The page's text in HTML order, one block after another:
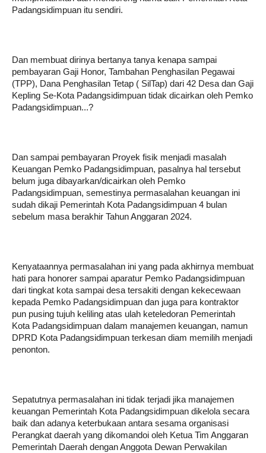
Padangsidimpuan itu sendiri.
Dan membuat dirinya bertanya tanya kenapa sampai
pembayaran Gaji Honor, Tambahan Penghasilan Pegawai
(TPP), Dana Penghasilan Tetap ( SilTap) dari 42 Desa dan Gaji
Kepling Se-Kota Padangsidimpuan tidak dicairkan oleh Pemko
Padangsidimpuan...?
Dan sampai pembayaran Proyek fisik menjadi masalah
Keuangan Pemko Padangsidimpuan, pasalnya hal tersebut
belum juga dibayarkan/dicairkan oleh Pemko
Padangsidimpuan, semestinya permasalahan keuangan ini
sudah dikaji Pemerintah Kota Padangsidimpuan 4 bulan
sebelum masa berakhir Tahun Anggaran 2024.
Kenyataannya permasalahan ini yang pada akhirnya membuat
hati para honorer sampai aparatur Pemko Padangsidimpuan
dari tingkat kota sampai desa tersakiti dengan kekecewaan
kepada Pemko Padangsidimpuan dan juga para kontraktor
pun pusing tujuh keliling atas ulah keteledoran Pemerintah
Kota Padangsidimpuan dalam manajemen keuangan, namun
DPRD Kota Padangsidimpuan terkesan diam memilih menjadi
penonton.
Sepatutnya permasalahan ini tidak terjadi jika manajemen
keuangan Pemerintah Kota Padangsidimpuan dikelola secara
baik dan adanya keterbukaan antara sesama organisasi
Perangkat daerah yang dikomandoi oleh Ketua Tim Anggaran
Pemerintah Daerah dengan Anggota Dewan Perwakilan